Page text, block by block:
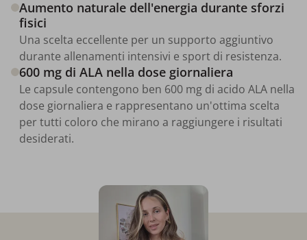
Aumento naturale dell'energia durante sforzi
fisici
Una scelta eccellente per un supporto aggiuntivo
durante allenamenti intensivi e sport di resistenza.
600 mg di ALA nella dose giornaliera
Le capsule contengono ben 600 mg di acido ALA nella
dose giornaliera e rappresentano un'ottima scelta
per tutti coloro che mirano a raggiungere i risultati
desiderati.